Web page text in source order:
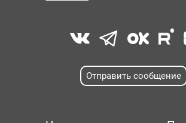
Отправить сообщение